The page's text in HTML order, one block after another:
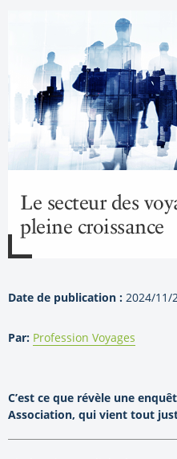
Le secteur des
pleine croissance
Date de publication : 2024/11/
Par: Profession Voyages
C’est ce que révèle une
Association, qui vient tout